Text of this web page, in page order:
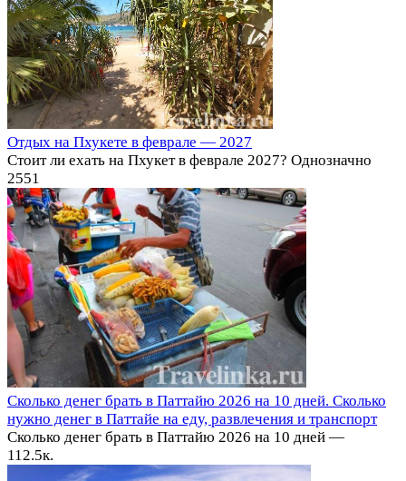
Отдых на Пхукете в феврале — 2027
Стоит ли ехать на Пхукет в феврале 2027? Однозначно
2551
Сколько денег брать в Паттайю 2026 на 10 дней. Сколько
нужно денег в Паттайе на еду, развлечения и транспорт
Сколько денег брать в Паттайю 2026 на 10 дней —
112.5к.